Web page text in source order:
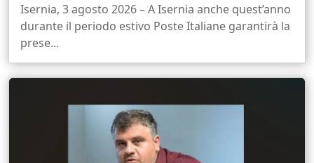
Isernia, 3 agosto 2026 – A Isernia anche quest’anno
durante il periodo estivo Poste Italiane garantirà la
prese...